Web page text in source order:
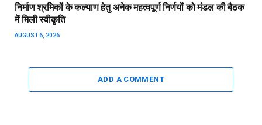
निर्माण श्रमिकों के कल्याण हेतु अनेक महत्वपूर्ण निर्णयों को मंडल की बैठक
में मिली स्वीकृति
AUGUST 6, 2026
ADD A COMMENT